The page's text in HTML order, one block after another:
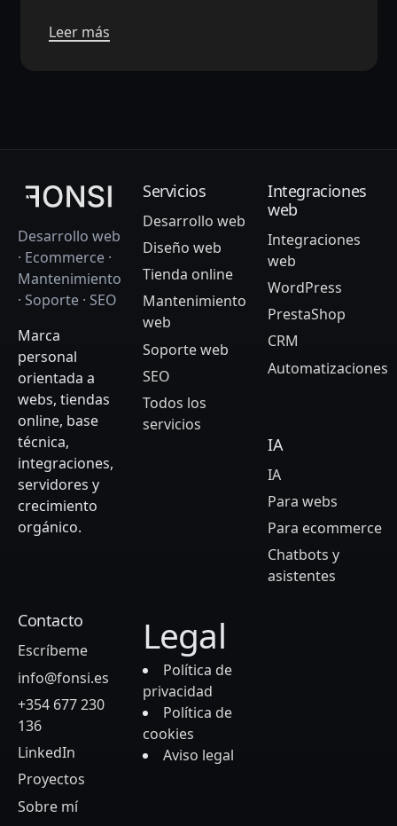
Leer más
Desarrollo web
· Ecommerce ·
Mantenimiento
· Soporte · SEO
Marca
personal
orientada a
webs, tiendas
online, base
técnica,
integraciones,
servidores y
crecimiento
orgánico.
Servicios
Desarrollo web
Diseño web
Tienda online
Mantenimiento
web
Soporte web
SEO
Todos los
servicios
Integraciones
web
Integraciones
web
WordPress
PrestaShop
CRM
Automatizaciones
IA
IA
Para webs
Para ecommerce
Chatbots y
asistentes
Contacto
Escríbeme
info@fonsi.es
+354 677 230
136
LinkedIn
Proyectos
Sobre mí
Legal
Política de
privacidad
Política de
cookies
Aviso legal